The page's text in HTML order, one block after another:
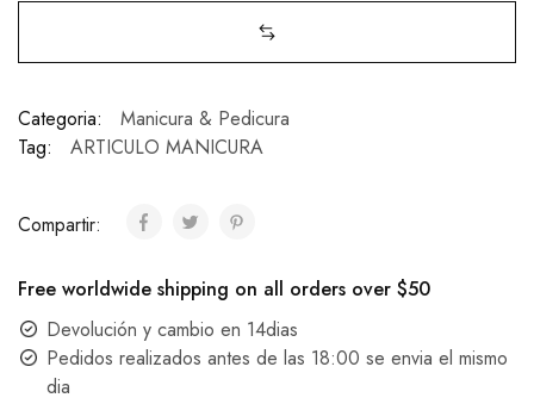
Categoria:
Manicura & Pedicura
Tag:
ARTICULO MANICURA
Compartir:
Free worldwide shipping on all orders over $50
Devolución y cambio en 14dias
Pedidos realizados antes de las 18:00 se envia el mismo
dia